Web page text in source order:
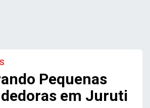
Pequenas
em Juruti